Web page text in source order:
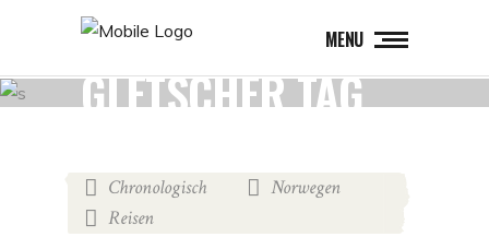
MENU
GLETSCHER TAG
Chronologisch Norwegen
Reisen